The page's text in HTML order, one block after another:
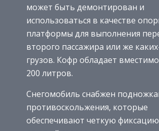
может быть демонтирован и
использоваться в качестве
платформы для выполнения
второго пассажира или же
грузов. Кофр обладает
200 литров.
Снегомобиль снабжен
противоскольжения, которые
обеспечивают четкую